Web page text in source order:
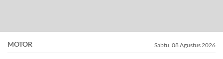
MOTOR Sabtu, 08 Agustus 2026